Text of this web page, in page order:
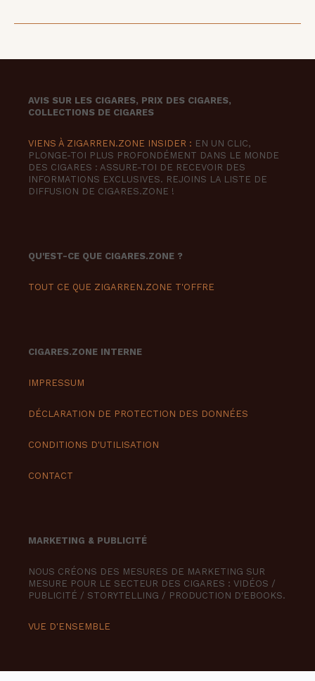
AVIS SUR LES CIGARES, PRIX DES CIGARES,
COLLECTIONS DE CIGARES
VIENS À ZIGARREN.ZONE INSIDER : EN UN CLIC,
PLONGE-TOI PLUS PROFONDÉMENT DANS LE MONDE
DES CIGARES : ASSURE-TOI DE RECEVOIR DES
INFORMATIONS EXCLUSIVES. REJOINS LA LISTE DE
DIFFUSION DE CIGARES.ZONE !
QU'EST-CE QUE CIGARES.ZONE ?
TOUT CE QUE ZIGARREN.ZONE T'OFFRE
CIGARES.ZONE INTERNE
IMPRESSUM
DÉCLARATION DE PROTECTION DES DONNÉES
CONDITIONS D'UTILISATION
CONTACT
MARKETING & PUBLICITÉ
NOUS CRÉONS DES MESURES DE MARKETING SUR
MESURE POUR LE SECTEUR DES CIGARES : VIDÉOS /
PUBLICITÉ / STORYTELLING / PRODUCTION D'EBOOKS.
VUE D'ENSEMBLE